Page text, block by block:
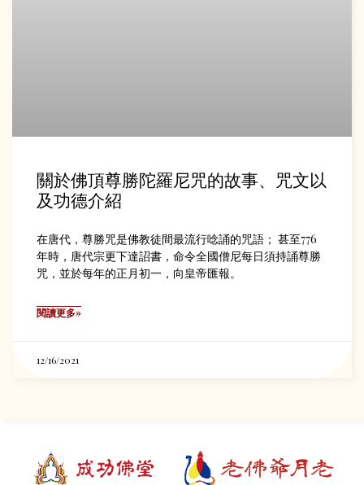
關於佛頂尊勝陀羅尼咒的故事、咒文以
及功德介紹
在唐代，尊勝咒是佛教徒間最流行唸誦的咒語； 甚至776
年時，唐代宗更下達詔書，命令全國僧尼每日須持誦尊勝
咒，並於每年的正月初一，向皇帝匯報。
閱讀更多»
12/16/2021